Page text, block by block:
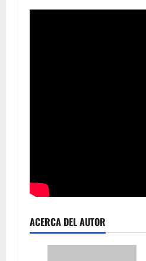
ACERCA DEL AUTOR